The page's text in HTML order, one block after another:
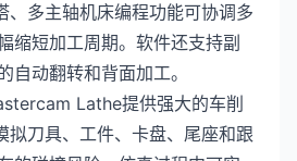
、多主轴机床编程功能可协调多
缩短加工周期。软件还支持副
自动翻转和背面加工。
Lathe提供强大的车削
拟刀具、工件、卡盘、尾座和跟